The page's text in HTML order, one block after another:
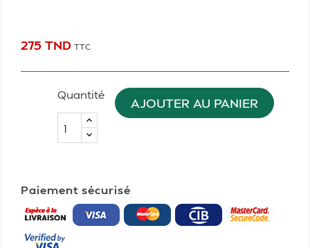
275 TND TTC
Quantité
AJOUTER AU PANIER
Paiement sécurisé